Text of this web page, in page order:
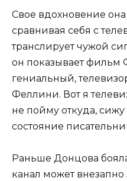
Свое вдохновение она
сравнивая себя с
транслирует чужой
он показывает фильм
гениальный,
Феллини. Вот я
не пойму откуда,
состояние
Раньше Донцова
канал может внезапно